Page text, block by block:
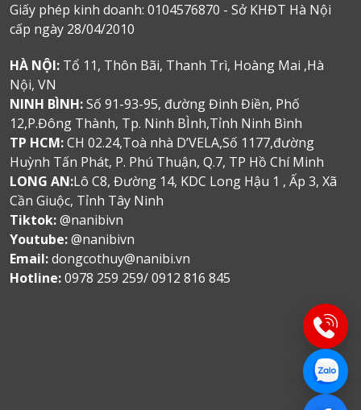
Giấy phép kinh doanh: 0104576870 - Sở KHĐT Hà Nội
cấp ngày 28/04/2010
HÀ NỘI: Tổ 11, Thôn Bãi, Thanh Trì, Hoàng Mai ,Hà
Nội, VN
NINH BÌNH:Số 91-93-95, đường Đinh Điền, Phố
12,P.Đông Thành, Tp. Ninh BÌnh,Tỉnh Ninh Bình
TP HCM:CH 02.24,Toà nhà D’VELA,Số 1177,đường
Huỳnh Tấn Phát, P. Phú Thuận, Q.7, TP Hồ Chí Minh
LONG AN:Lô C8, Đường 14, KDC Long Hậu 1 , Ấp 3, Xã
Cần Giuộc, Tỉnh Tây Ninh
Tiktok:@nanibivn
Youtube:@nanibivn
Email:dongcothuy@nanibi.vn
Hotline:0978 259 259/ 0912 816 845